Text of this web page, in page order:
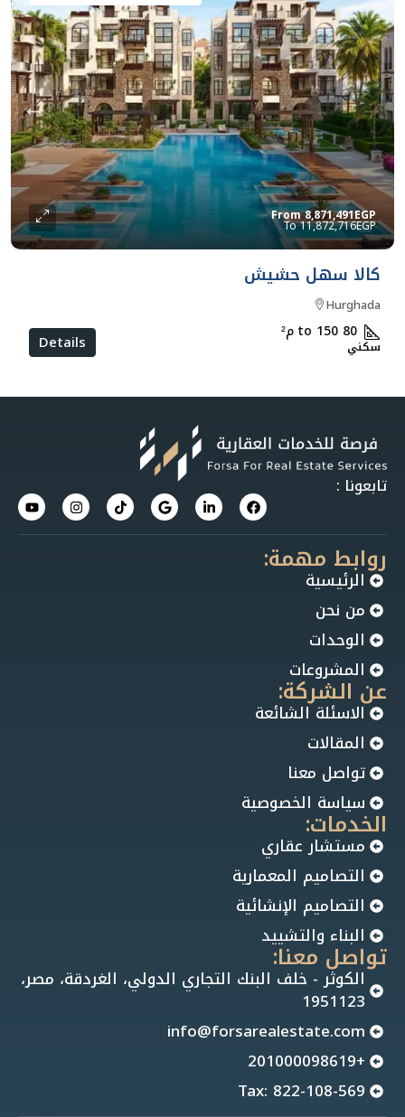
From8,871,491EGP
11,872,716EGP
كالا سهل حشيش
Hurghada
80 to 150 م²
سكني Details
تابعونا :
روابط مهمة:
الرئيسية
من نحن
الوحدات
المشروعات
عن الشركة:
الاسئلة الشائعة
المقالات
تواصل معنا
سياسة الخصوصية
الخدمات:
مستشار عقاري
التصاميم المعمارية
التصاميم الإنشائية
البناء والتشييد
تواصل معنا:
الكوثر - خلف البنك التجاري الدولي، الغردقة، مصر،
1951123
info@forsarealestate.com
+201000098619
Tax: 822-108-569